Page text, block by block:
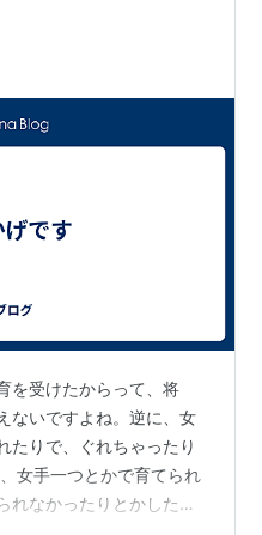
言うパロディコーナーが
出した。
トとして登場したDJ
ている「矢島美容室」と
を受けたからって、将
ないですよね。逆に、女
たりで、ぐれちゃったり
女手一つとかで育てられ
れなかったりとかしたか